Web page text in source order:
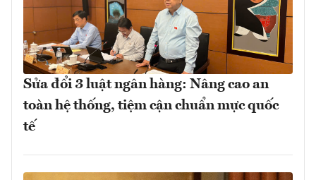
Sửa đổi 3 luật ngân hàng: Nâng cao an
toàn hệ thống, tiệm cận chuẩn mực quốc
tế